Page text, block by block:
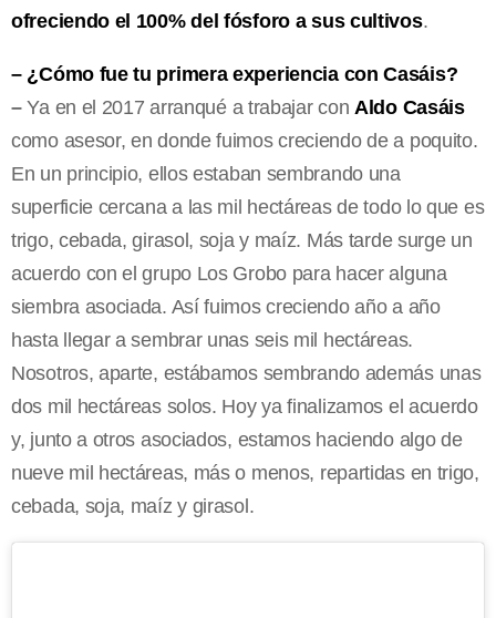
ofreciendo el 100% del fósforo a sus cultivos.
– ¿Cómo fue tu primera experiencia con Casáis?
–Ya en el 2017 arranqué a trabajar con Aldo Casáis
como asesor, en donde fuimos creciendo de a poquito.
En un principio, ellos estaban sembrando una
superficie cercana a las mil hectáreas de todo lo que es
trigo, cebada, girasol, soja y maíz. Más tarde surge un
acuerdo con el grupo Los Grobo para hacer alguna
siembra asociada. Así fuimos creciendo año a año
hasta llegar a sembrar unas seis mil hectáreas.
Nosotros, aparte, estábamos sembrando además unas
dos mil hectáreas solos. Hoy ya finalizamos el acuerdo
y, junto a otros asociados, estamos haciendo algo de
nueve mil hectáreas, más o menos, repartidas en trigo,
cebada, soja, maíz y girasol.